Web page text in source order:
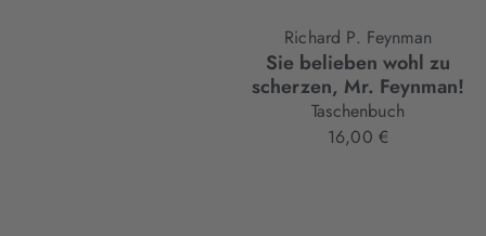
Richard P. Feynman
Sie belieben wohl zu
scherzen, Mr. Feynman!
Taschenbuch
16,00 €